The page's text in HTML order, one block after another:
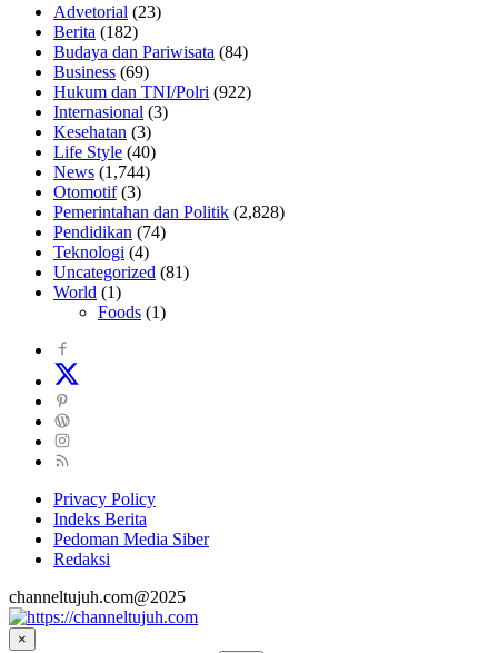
Advetorial (23)
Berita (182)
Budaya dan Pariwisata (84)
Business (69)
Hukum dan TNI/Polri (922)
Internasional (3)
Kesehatan (3)
Life Style (40)
News (1,744)
Otomotif(3)
Pemerintahan dan Politik (2,828)
Pendidikan (74)
Teknologi (4)
Uncategorized (81)
World (1)
Foods (1)
Privacy Policy
Indeks Berita
Pedoman Media Siber
Redaksi
channeltujuh.com@2025
×